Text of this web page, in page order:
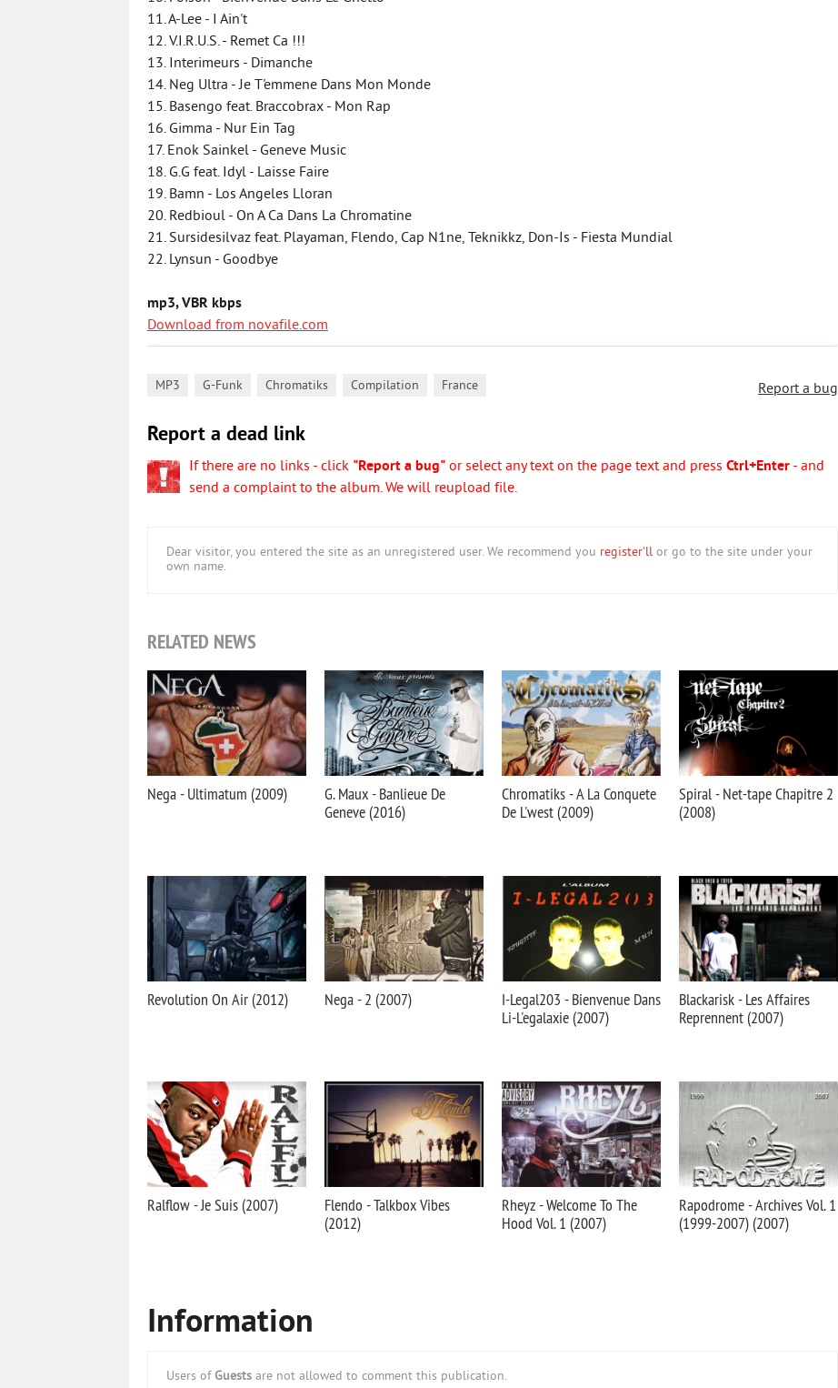
11. A-Lee - I Ain't
12. V.I.R.U.S. - Remet Ca !!!
13. Interimeurs - Dimanche
14. Neg Ultra - Je T'emmene Dans Mon Monde
15. Basengo feat. Braccobrax - Mon Rap
16. Gimma - Nur Ein Tag
17. Enok Sainkel - Geneve Music
18. G.G feat. Idyl - Laisse Faire
19. Bamn - Los Angeles Lloran
20. Redbioul - On A Ca Dans La Chromatine
21. Sursidesilvaz feat. Playaman, Flendo, Cap N1ne, Teknikkz, Don-Is - Fiesta Mundial
22. Lynsun - Goodbye
mp3, VBR kbps
Download from novafile.com
Report a bug
MP3 G-Funk Chromatiks Compilation France
Report a dead link
If there are no links - click "Report a bug" or select any text on the page text and press Ctrl+Enter - and
send a complaint to the album. We will reupload file.
Dear visitor, you entered the site as an unregistered user. We recommend you register'll or go to the site under your
own name.
RELATED NEWS
Nega - Ultimatum (2009)
G. Maux - Banlieue De
Geneve (2016)
Chromatiks - A La Conquete
De L'west (2009)
Spiral - Net-tape Chapitre 2
(2008)
Revolution On Air (2012) Nega - 2 (2007)
I-Legal203 - Bienvenue Dans
Li-L'egalaxie (2007)
Blackarisk - Les Affaires
Reprennent (2007)
Ralflow - Je Suis (2007)
Flendo - Talkbox Vibes
(2012)
Rheyz - Welcome To The
Hood Vol. 1 (2007)
Rapodrome - Archives Vol. 1
(1999-2007) (2007)
Information
Users of Guests are not allowed to comment this publication.